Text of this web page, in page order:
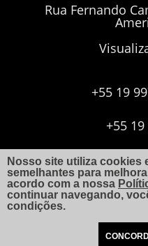
Rua Fernando
+55 19
+55
+55 19
Nosso site utiliza cookies
semelhantes para
acordo com a nossa
continuar navegando,
condições.